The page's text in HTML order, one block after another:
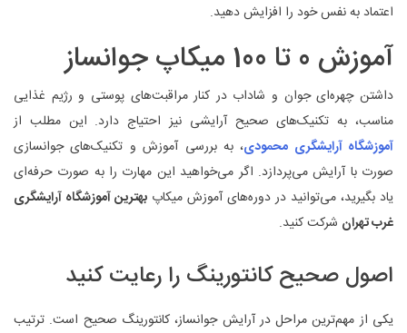
اعتماد به نفس خود را افزایش دهید.
آموزش 0 تا 100 میکاپ جوانساز
داشتن چهره‌ای جوان و شاداب در کنار مراقبت‌های پوستی و رژیم غذایی
مناسب، به تکنیک‌های صحیح آرایشی نیز احتیاج دارد. این مطلب از
آموزشگاه آرایشگری محمودی، به بررسی آموزش و تکنیک‌های جوانسازی
صورت با آرایش می‌پردازد. اگر می‌خواهید این مهارت را به صورت حرفه‌ای
یاد بگیرید، می‌توانید در دوره‌های آموزش میکاپ بهترین آموزشگاه آرایشگری
غرب تهران شرکت کنید.
اصول صحیح کانتورینگ را رعایت کنید
یکی از مهم‌ترین مراحل در آرایش جوانساز، کانتورینگ صحیح است. ترتیب